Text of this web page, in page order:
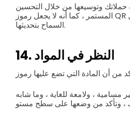
وتوسيعها من خلال التحسين
المستمر ، كما أنه لا يجعل رموز QR القديمة قديمة من خلال
السماح بتحديثها.
14. النظر في المواد
، ولامعة للغاية ، وما شابه